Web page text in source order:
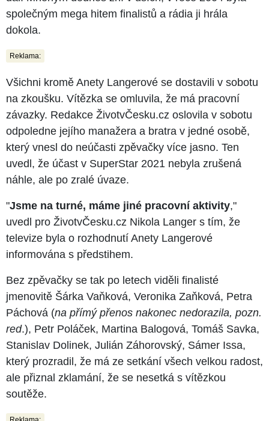
společným mega hitem finalistů a rádia ji hrála
dokola.
Reklama:
Všichni kromě Anety Langerové se dostavili v sobotu
na zkoušku. Vítězka se omluvila, že má pracovní
závazky. Redakce ŽivotvČesku.cz oslovila v sobotu
odpoledne jejího manažera a bratra v jedné osobě,
který vnesl do neúčasti zpěvačky více jasno. Ten
uvedl, že účast v SuperStar 2021 nebyla zrušená
náhle, ale po zralé úvaze.
"Jsme na turné, máme jiné pracovní aktivity,"
uvedl pro ŽivotvČesku.cz Nikola Langer s tím, že
televize byla o rozhodnutí Anety Langerové
informována s předstihem.
Bez zpěvačky se tak po letech viděli finalisté
jmenovitě Šárka Vaňková, Veronika Zaňková, Petra
Páchová (na přímý přenos nakonec nedorazila, pozn.
red.), Petr Poláček, Martina Balogová, Tomáš Savka,
Stanislav Dolinek, Julián Záhorovský, Sámer Issa,
který prozradil, že má ze setkání všech velkou radost,
ale přiznal zklamání, že se nesetká s vítězkou
soutěže.